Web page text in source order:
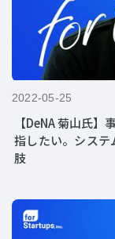
2022-05-25
【DeNA 菊山氏
指したい。シス
肢